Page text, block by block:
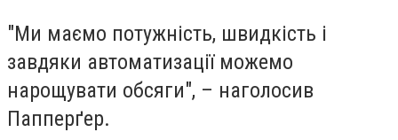
"Ми маємо потужність, швидкість і
завдяки автоматизації можемо
нарощувати обсяги", – наголосив
Папперґер.